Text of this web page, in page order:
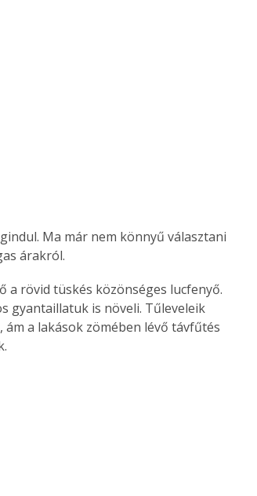
Ma már nem könnyű választani
árakról.
a rövid tüskés közönséges lucfenyő.
gyantaillatuk is növeli. Tűleveleik
a lakások zömében lévő távfűtés